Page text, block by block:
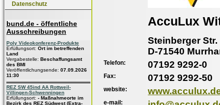
Datenschutz
bund.de - öffentliche
Ausschreibungen
Poly Videokonferenz-Produkte
Erfüllungsort: Ort im betreffenden
Land
Vergabestelle: Beschaffungsamt
des BMI
Veröffentlichungsende: 07.09.2026
11:30
REZ SW 45ind AA Rottweil-
Villingen-Schwenningen
Erfüllungsort: - Maßnahmeorte im
Bezirk des REZ Südwest (Extra-
AccuLux
Steinberger Str.
D-71540
Telefon: 07192 9292-0
Fax: 07192 9292-50
website:
e-mail: